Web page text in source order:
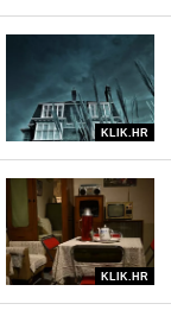
KLIK.HR
KLIK.HR